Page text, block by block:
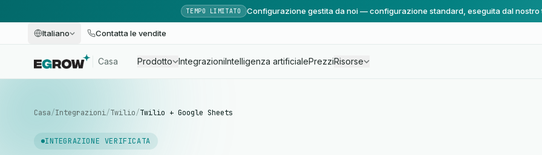
TEMPO LIMITATO Configurazione gestita da noi — configurazione standard, eseguita dal nostro
Italiano Contatta le vendite
Casa Prodotto IntegrazioniIntelligenza artificialePrezziRisorse
Casa/Integrazioni/Twilio/Twilio + Google Sheets
INTEGRAZIONE VERIFICATA